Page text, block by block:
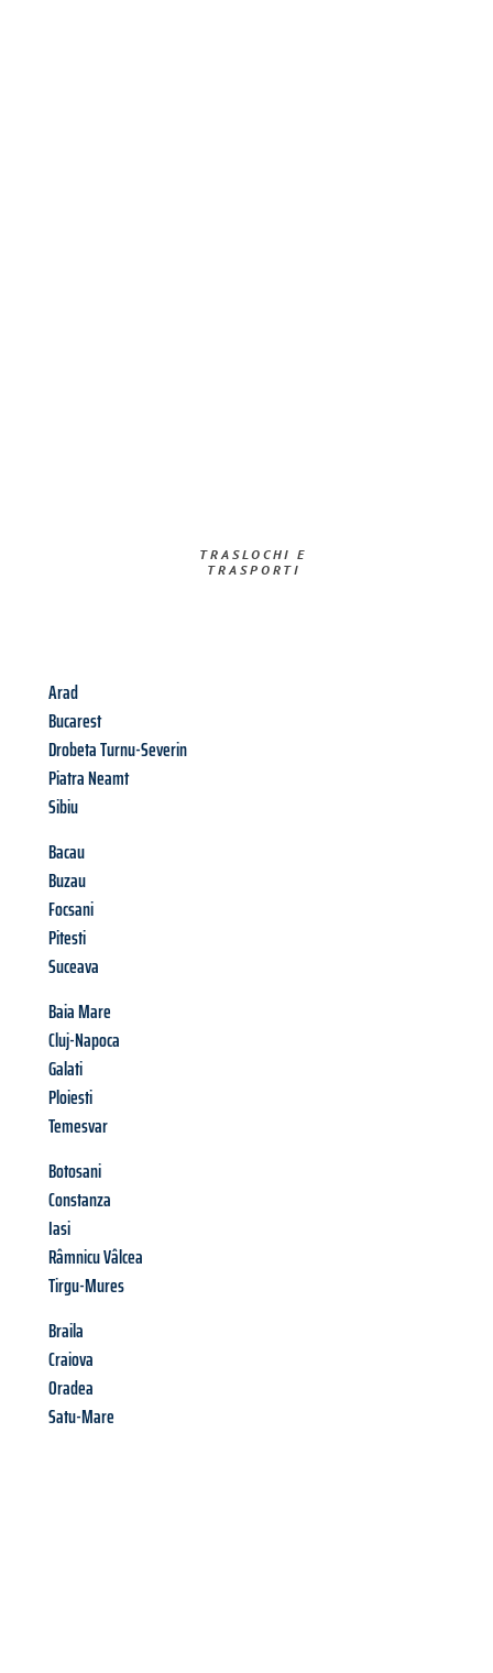
TRASLOCHI E
TRASPORTI​
Arad
Bucarest
Drobeta Turnu-Severin
Piatra Neamt
Sibiu
Bacau
Buzau
Focsani
Pitesti
Suceava
Baia Mare
Cluj-Napoca
Galati
Ploiesti
Temesvar
Botosani
Constanza
Iasi
Râmnicu Vâlcea
Tirgu-Mures
Braila
Craiova
Oradea
Satu-Mare